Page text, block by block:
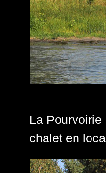
La
chalet en